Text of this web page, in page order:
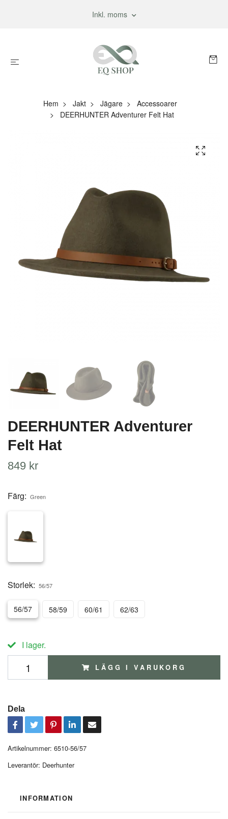
Inkl. moms
Hem Jakt Jägare
Accessoarer
DEERHUNTER Adventurer Felt Hat
DEERHUNTER Adventurer
Felt Hat
849 kr
Färg: Green
Storlek: 56/57
56/57 58/59 60/61 62/63
I lager.
LÄGG I VARUKORG
Dela
Artikelnummer: 6510-56/57
Leverantör: Deerhunter
INFORMATION